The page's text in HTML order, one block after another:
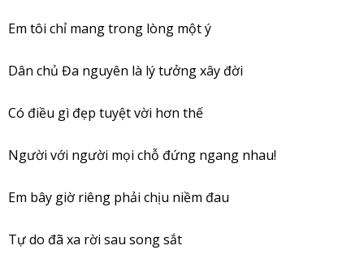
Em tôi chỉ mang trong lòng một ý
Dân chủ Đa nguyên là lý tưởng xây đời
Có điều gì đẹp tuyệt vời hơn thế
Người với người mọi chỗ đứng ngang nhau!
Em bây giờ riêng phải chịu niềm đau
Tự do đã xa rời sau song sắt